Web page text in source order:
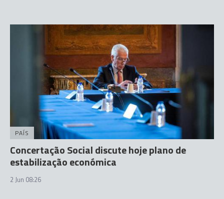
PAÍS
Concertação Social discute hoje plano de
estabilização económica
2 Jun 08:26